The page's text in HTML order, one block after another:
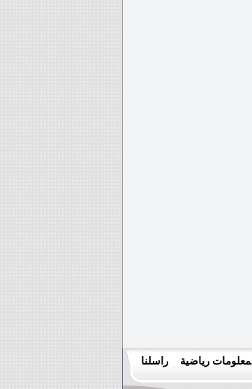
معلومات رياضية راسلنا